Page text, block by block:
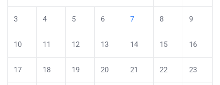
3 4 5 6 7 8 9
10 11 12 13 14 15 16
17 18 19 20 21 22 23